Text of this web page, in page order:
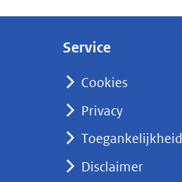
Service
Cookies
Privacy
Toegankelijkheid
Disclaimer